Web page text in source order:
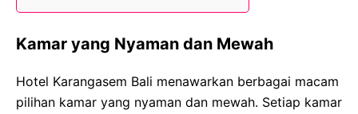
Kamar yang Nyaman dan Mewah
Hotel Karangasem Bali menawarkan berbagai macam
pilihan kamar yang nyaman dan mewah. Setiap kamar